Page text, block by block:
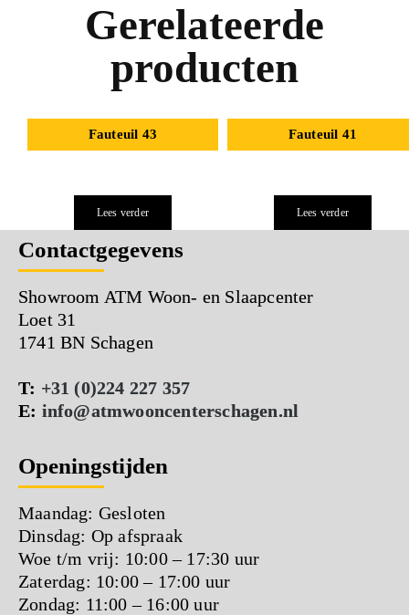
Gerelateerde
producten
Fauteuil 43
Lees verder
Fauteuil 41
Lees verder
Contactgegevens
Showroom ATM Woon- en Slaapcenter
Loet 31
1741 BN Schagen
T: +31 (0)224 227 357
E: info@atmwooncenterschagen.nl
Openingstijden
Maandag: Gesloten
Dinsdag: Op afspraak
Woe t/m vrij: 10:00 – 17:30 uur
Zaterdag: 10:00 – 17:00 uur
Zondag: 11:00 – 16:00 uur